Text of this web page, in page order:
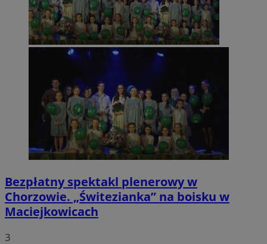
Bezpłatny spektakl plenerowy w
Chorzowie. „Świtezianka” na boisku w
Maciejkowicach
3